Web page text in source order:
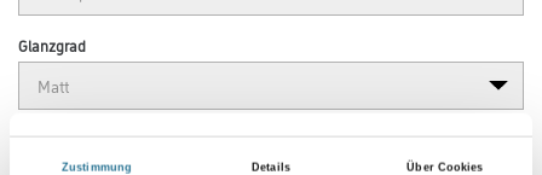
Zustimmung Details Über Cookies
Glanzgrad
Gebinde